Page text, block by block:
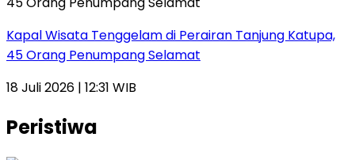
Kapal Wisata Tenggelam di Perairan Tanjung Katupa,
45 Orang Penumpang Selamat
18 Juli 2026 | 12:31 WIB
Peristiwa